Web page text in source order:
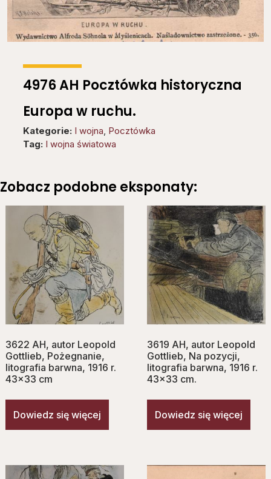
4976 AH Pocztówka historyczna
Europa w ruchu.
Kategorie: I wojna Pocztówka
Tag: I wojna światowa
Zobacz podobne eksponaty:
3622 AH, autor Leopold
Gottlieb, Pożegnanie,
litografia barwna, 1916 r.
43×33 cm
Dowiedz się więcej
3619 AH, autor Leopold
Gottlieb, Na pozycji,
litografia barwna, 1916 r.
43×33 cm.
Dowiedz się więcej